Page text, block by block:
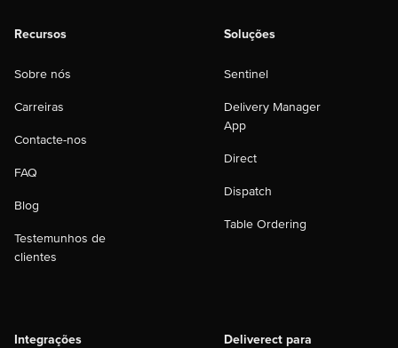
Recursos
Sobre nós
Carreiras
Contacte-nos
FAQ
Blog
Testemunhos de
clientes
Soluções
Sentinel
Delivery Manager
App
Direct
Dispatch
Table Ordering
Integrações Deliverect para